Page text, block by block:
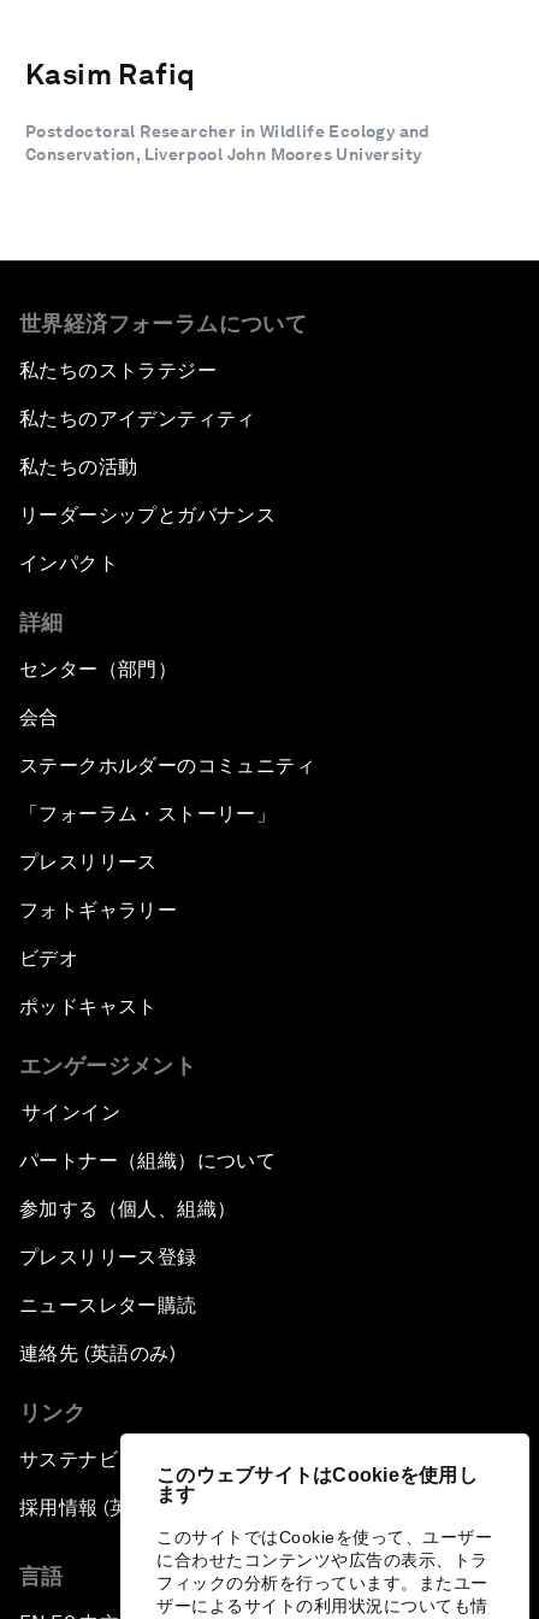
このウェブサイトはCookieを使用し
ます
このサイトではCookieを使って、ユーザー
に合わせたコンテンツや広告の表示、トラ
フィックの分析を行っています。またユー
ザーによるサイトの利用状況についても情
Kasim Rafiq
Postdoctoral Researcher in Wildlife Ecology and
Conservation, Liverpool John Moores University
世界経済フォーラムについて
私たちのストラテジー
私たちのアイデンティティ
私たちの活動
リーダーシップとガバナンス
インパクト
詳細
センター（部門）
会合
ステークホルダーのコミュニティ
「フォーラム・ストーリー」
プレスリリース
フォトギャラリー
ビデオ
ポッドキャスト
エンゲージメント
サインイン
パートナー（組織）について
参加する（個人、組織）
プレスリリース登録
ニュースレター購読
連絡先 (英語のみ)
リンク
サステナビリティへの取り組み
採用情報 (英語のみ)
言語